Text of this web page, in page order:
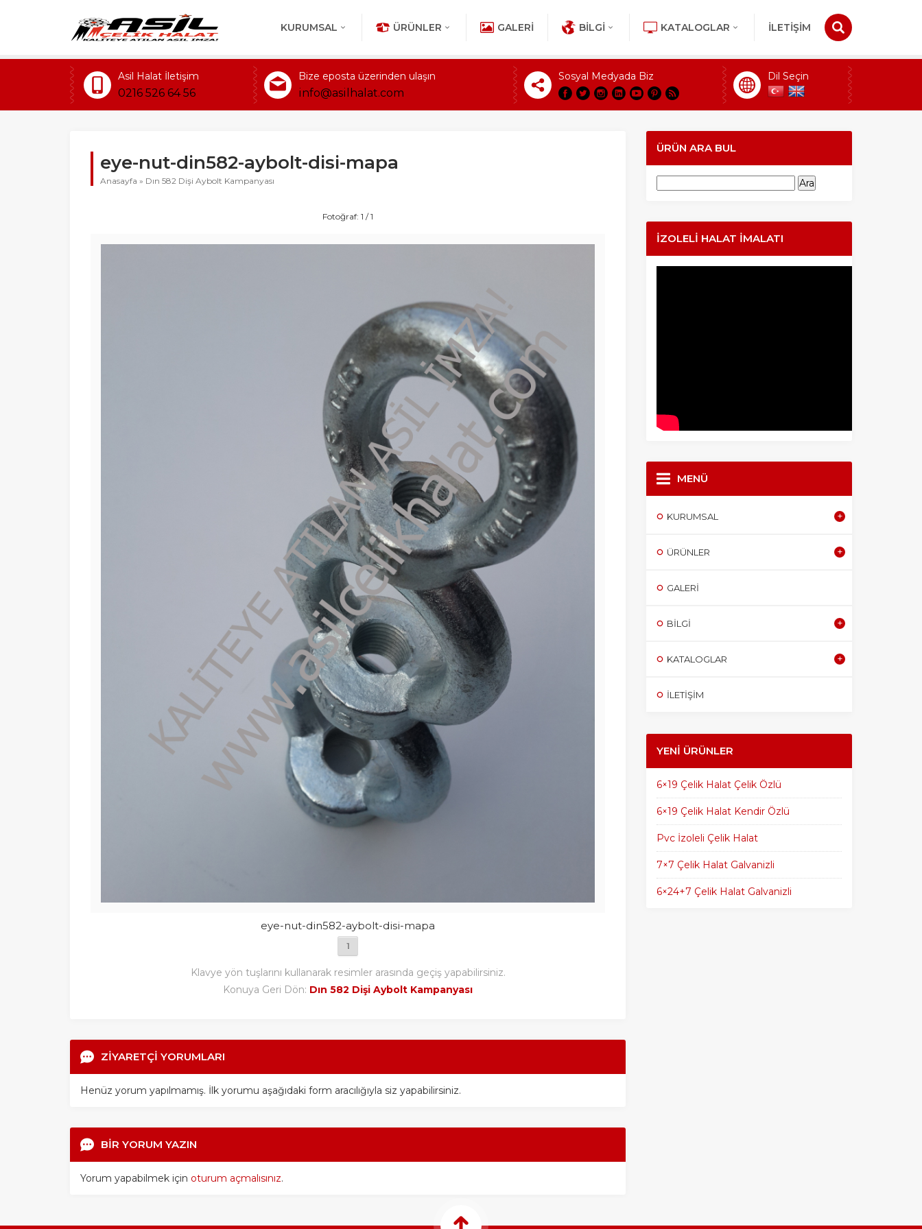
KURUMSAL ÜRÜNLER GALERI BILGI KATALOGLAR İLETİŞİM
Asil Halat İletişim
0216 526 64 56
Bize eposta üzerinden ulaşın
info@asilhalat.com
Sosyal Medyada Biz Dil Seçin
eye-nut-din582-aybolt-disi-mapa
Anasayfa » Dın 582 Dişi Aybolt Kampanyası
Fotoğraf: 1 / 1
eye-nut-din582-aybolt-disi-mapa
1
Klavye yön tuşlarını kullanarak resimler arasında geçiş yapabilirsiniz.
Konuya Geri Dön: Dın 582 Dişi Aybolt Kampanyası
ZİYARETÇİ YORUMLARI
Henüz yorum yapılmamış. İlk yorumu aşağıdaki form aracılığıyla siz yapabilirsiniz.
BİR YORUM YAZIN
Yorum yapabilmek için oturum açmalısınız.
ÜRÜN ARA BUL
İZOLELI HALAT İMALATI
MENÜ
KURUMSAL
ÜRÜNLER
GALERI
BILGI
KATALOGLAR
İLETİŞİM
YENI ÜRÜNLER
6×19 Çelik Halat Çelik Özlü
6×19 Çelik Halat Kendir Özlü
Pvc İzoleli Çelik Halat
7×7 Çelik Halat Galvanizli
6×24+7 Çelik Halat Galvanizli